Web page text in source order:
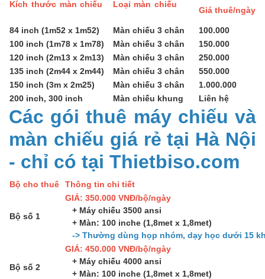
Kích thước màn chiếu Loại màn chiếu
Giá thuê/ngày
84 inch (1m52 x 1m52)
Màn chiếu 3 chân
100.000
100 inch (1m78 x 1m78)
Màn chiếu 3 chân
150.000
120 inch (2m13 x 2m13)
Màn chiếu 3 chân
250.000
135 inch (2m44 x 2m44)
Màn chiếu 3 chân
550.000
150 inch (3m x 2m25)
Màn chiếu 3 chân
1.000.000
200 inch, 300 inch
Màn chiếu khung Liên hệ
Các gói thuê máy chiếu và
màn chiếu giá rẻ tại Hà Nội
- chỉ có tại Thietbiso.com
Bộ cho thuê Thông tin chi tiết
Bộ số 1
GIÁ: 350.000 VNĐ/bộ/ngày
+ Máy chiếu 3500 ansi
+ Màn: 100 inche (1,8met x 1,8met)
-> Thường dùng họp nhóm, dạy học dưới 15
Bộ số 2
GIÁ: 450.000 VNĐ/bộ/ngày
+ Máy chiếu 4000 ansi
+ Màn: 100 inche (1,8met x 1,8met)